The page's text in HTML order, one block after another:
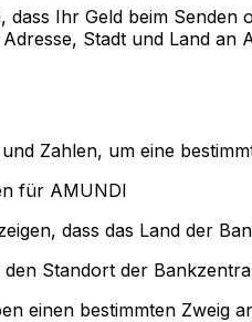
Ihr Geld beim
Stadt und Land
Zahlen, um eine
für AMUNDI
dass das Land der
den Standort der
einen bestimmten Zweig